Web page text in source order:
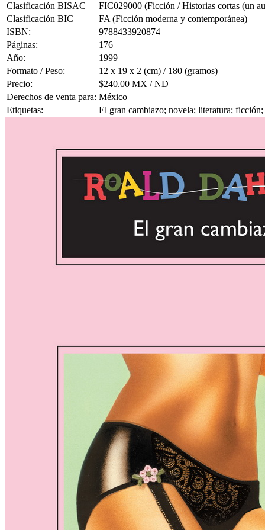
Clasificación BISAC
FIC029000 (Ficción / Historias cortas (un
Clasificación BIC
FA (Ficción moderna y contemporánea)
ISBN:
9788433920874
Páginas:
176
Año:
1999
Formato / Peso:
12 x 19 x 2 (cm) / 180 (gramos)
Precio:
$240.00 MX / ND
Derechos de venta para: México
Etiquetas:
El gran cambiazo; novela; literatura;